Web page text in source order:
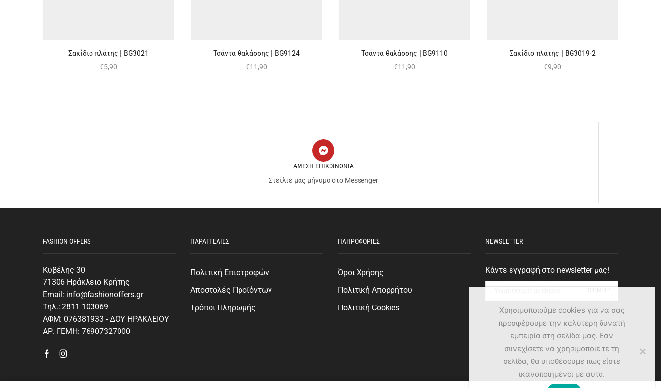
Σακίδιο πλάτης | BG3021
€5,90
Τσάντα θαλάσσης | BG9124
€11,90
Τσάντα θαλάσσης | BG9110
€11,90
Σακίδιο πλάτης | BG3019-2
€9,90
ΑΜΕΣΗ ΕΠΙΚΟΙΝΩΝΙΑ
Στείλτε μας μήνυμα στο Messenger
FASHION OFFERS
Κυβέλης 30
71306 Ηράκλειο Κρήτης
Email: info@fashionoffers.gr
Τηλ.: 2811 103069
ΑΦΜ: 076381933 - ΔΟΥ ΗΡΑΚΛΕΙΟΥ
ΑΡ. ΓΕΜΗ: 76907327000
ΠΑΡΑΓΓΕΛΙΕΣ
Πολιτική Επιστροφών
Αποστολές Προϊόντων
Τρόποι Πληρωμής
ΠΛΗΡΟΦΟΡΙΕΣ
Όροι Χρήσης
Πολιτική Απορρήτου
Πολιτική Cookies
NEWSLETTER
Κάντε εγγραφή στο newsletter μας!
Χρησιμοποιούμε cookies για να σας
προσφέρουμε την καλύτερη δυνατή
εμπειρία στη σελίδα μας. Εάν
συνεχίσετε να χρησιμοποιείτε τη
σελίδα, θα υποθέσουμε πως είστε
ικανοποιημένοι με αυτό.